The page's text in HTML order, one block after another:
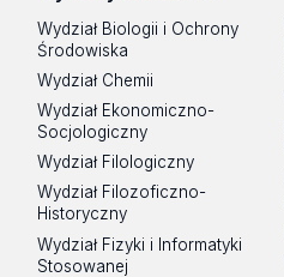
Wydział Biologii i Ochrony
Środowiska
Wydział Chemii
Wydział Ekonomiczno-
Socjologiczny
Wydział Filologiczny
Wydział Filozoficzno-
Historyczny
Wydział Fizyki i Informatyki
Stosowanej